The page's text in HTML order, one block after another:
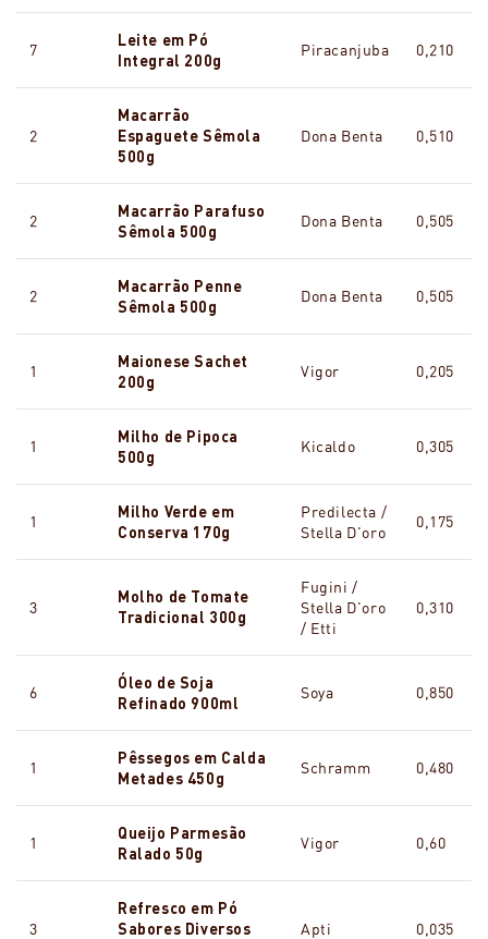
7
Leite em Pó
Integral 200g
Piracanjuba 0,210
2
Macarrão
Espaguete Sêmola
500g
Dona Benta 0,510
2
Macarrão Parafuso
Sêmola 500g
Dona Benta 0,505
2
Macarrão Penne
Sêmola 500g
Dona Benta 0,505
1
Maionese Sachet
200g
Vigor 0,205
1
Milho de Pipoca
500g
Kicaldo 0,305
1
Milho Verde em
Conserva 170g
Predilecta /
Stella D'oro
0,175
3
Molho de Tomate
Tradicional 300g
Fugini /
Stella D'oro
/ Etti
0,310
6
Óleo de Soja
Refinado 900ml
Soya 0,850
1
Pêssegos em Calda
Metades 450g
Schramm 0,480
1
Queijo Parmesão
Ralado 50g
Vigor 0,60
3
Refresco em Pó
Sabores Diversos
Apti 0,035